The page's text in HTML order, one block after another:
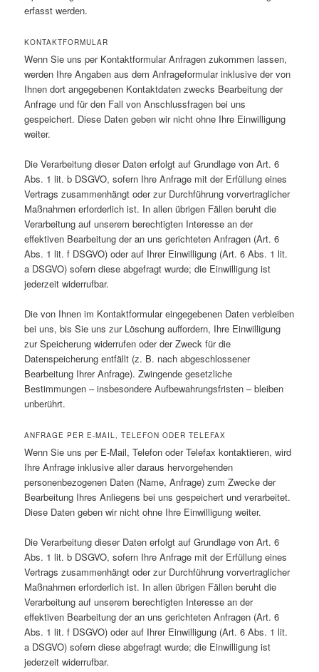
erfasst werden.
KONTAKTFORMULAR
Wenn Sie uns per Kontaktformular Anfragen zukommen lassen,
werden Ihre Angaben aus dem Anfrageformular inklusive der von
Ihnen dort angegebenen Kontaktdaten zwecks Bearbeitung der
Anfrage und für den Fall von Anschlussfragen bei uns
gespeichert. Diese Daten geben wir nicht ohne Ihre Einwilligung
weiter.
Die Verarbeitung dieser Daten erfolgt auf Grundlage von Art. 6
Abs. 1 lit. b DSGVO, sofern Ihre Anfrage mit der Erfüllung eines
Vertrags zusammenhängt oder zur Durchführung vorvertraglicher
Maßnahmen erforderlich ist. In allen übrigen Fällen beruht die
Verarbeitung auf unserem berechtigten Interesse an der
effektiven Bearbeitung der an uns gerichteten Anfragen (Art. 6
Abs. 1 lit. f DSGVO) oder auf Ihrer Einwilligung (Art. 6 Abs. 1 lit.
a DSGVO) sofern diese abgefragt wurde; die Einwilligung ist
jederzeit widerrufbar.
Die von Ihnen im Kontaktformular eingegebenen Daten verbleiben
bei uns, bis Sie uns zur Löschung auffordern, Ihre Einwilligung
zur Speicherung widerrufen oder der Zweck für die
Datenspeicherung entfällt (z. B. nach abgeschlossener
Bearbeitung Ihrer Anfrage). Zwingende gesetzliche
Bestimmungen – insbesondere Aufbewahrungsfristen – bleiben
unberührt.
ANFRAGE PER E-MAIL, TELEFON ODER TELEFAX
Wenn Sie uns per E-Mail, Telefon oder Telefax kontaktieren, wird
Ihre Anfrage inklusive aller daraus hervorgehenden
personenbezogenen Daten (Name, Anfrage) zum Zwecke der
Bearbeitung Ihres Anliegens bei uns gespeichert und verarbeitet.
Diese Daten geben wir nicht ohne Ihre Einwilligung weiter.
Die Verarbeitung dieser Daten erfolgt auf Grundlage von Art. 6
Abs. 1 lit. b DSGVO, sofern Ihre Anfrage mit der Erfüllung eines
Vertrags zusammenhängt oder zur Durchführung vorvertraglicher
Maßnahmen erforderlich ist. In allen übrigen Fällen beruht die
Verarbeitung auf unserem berechtigten Interesse an der
effektiven Bearbeitung der an uns gerichteten Anfragen (Art. 6
Abs. 1 lit. f DSGVO) oder auf Ihrer Einwilligung (Art. 6 Abs. 1 lit.
a DSGVO) sofern diese abgefragt wurde; die Einwilligung ist
jederzeit widerrufbar.